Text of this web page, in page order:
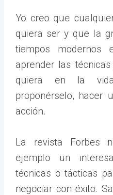
Yo creo que
quiera ser y que la
tiempos modernos
aprender las
quiera en la
proponérselo, hacer
acción.
La revista Forbes
ejemplo un
técnicas o tácticas
negociar con éxito.